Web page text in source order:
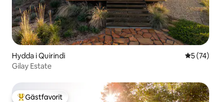
Hydda i Quirindi 5 av 5 i
5 (74)
Gilay Estate
Gästfavorit